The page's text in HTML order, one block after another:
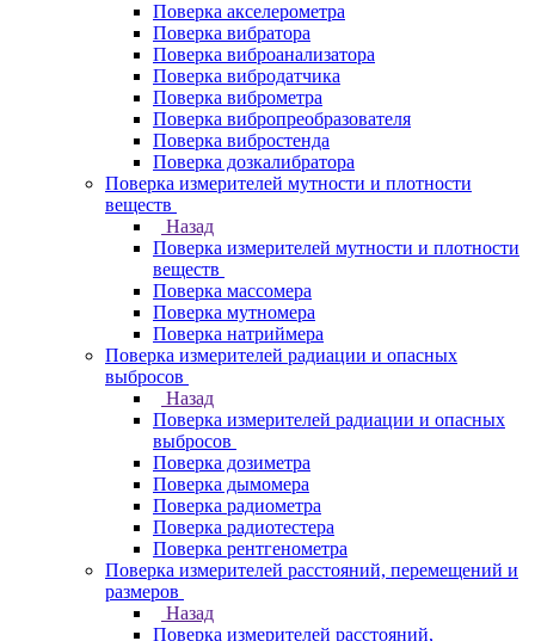
Поверка акселерометра
Поверка вибратора
Поверка виброанализатора
Поверка вибродатчика
Поверка виброметра
Поверка вибропреобразователя
Поверка вибростенда
Поверка дозкалибратора
Поверка измерителей мутности и плотности
веществ
Назад
Поверка измерителей мутности и плотности
веществ
Поверка массомера
Поверка мутномера
Поверка натриймера
Поверка измерителей радиации и опасных
выбросов
Назад
Поверка измерителей радиации и опасных
выбросов
Поверка дозиметра
Поверка дымомера
Поверка радиометра
Поверка радиотестера
Поверка рентгенометра
Поверка измерителей расстояний, перемещений и
размеров
Назад
Поверка измерителей расстояний,